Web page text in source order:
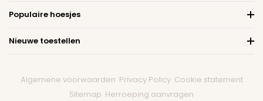
Populaire hoesjes
Nieuwe toestellen
Algemene voorwaarden Privacy Policy Cookie statement
Sitemap Herroeping aanvragen